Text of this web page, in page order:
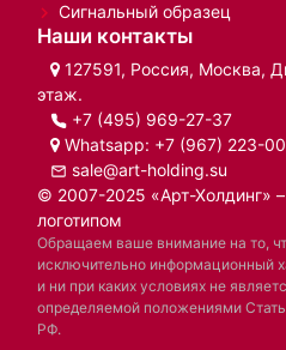
Сигнальный образец
Наши контакты
127591, Россия, Москва,
этаж.
+7 (495) 969-27-37
Whatsapp: +7 (967) 223-
sale@art-holding.su
© 2007-2025 «Арт-Холдинг»
логотипом
Обращаем ваше внимание на то,
исключительно информационный
и ни при каких условиях не
определяемой положениями
РФ.